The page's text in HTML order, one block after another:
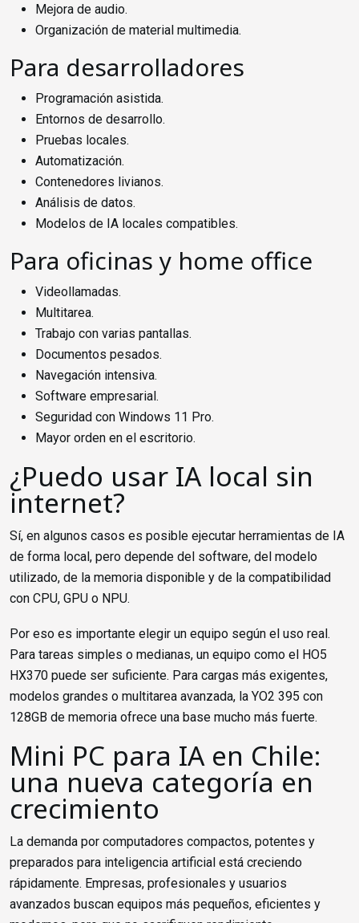
Mejora de audio.
Organización de material multimedia.
Para desarrolladores
Programación asistida.
Entornos de desarrollo.
Pruebas locales.
Automatización.
Contenedores livianos.
Análisis de datos.
Modelos de IA locales compatibles.
Para oficinas y home office
Videollamadas.
Multitarea.
Trabajo con varias pantallas.
Documentos pesados.
Navegación intensiva.
Software empresarial.
Seguridad con Windows 11 Pro.
Mayor orden en el escritorio.
¿Puedo usar IA local sin
internet?
Sí, en algunos casos es posible ejecutar herramientas de IA
de forma local, pero depende del software, del modelo
utilizado, de la memoria disponible y de la compatibilidad
con CPU, GPU o NPU.
Por eso es importante elegir un equipo según el uso real.
Para tareas simples o medianas, un equipo como el HO5
HX370 puede ser suficiente. Para cargas más exigentes,
modelos grandes o multitarea avanzada, la YO2 395 con
128GB de memoria ofrece una base mucho más fuerte.
Mini PC para IA en Chile:
una nueva categoría en
crecimiento
La demanda por computadores compactos, potentes y
preparados para inteligencia artificial está creciendo
rápidamente. Empresas, profesionales y usuarios
avanzados buscan equipos más pequeños, eficientes y